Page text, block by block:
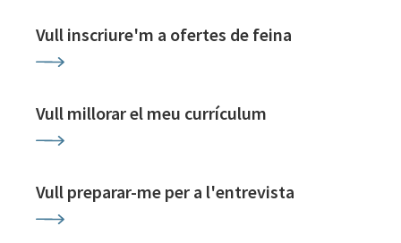
Vull inscriure'm a ofertes de feina
Vull millorar el meu currículum
Vull preparar-me per a l'entrevista